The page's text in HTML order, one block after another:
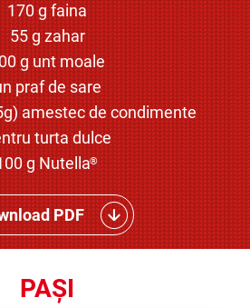
170 g faina
55 g zahar
g unt moale
praf de sare
amestec de condimente
turta dulce
g Nutella®
PDF
PAȘI